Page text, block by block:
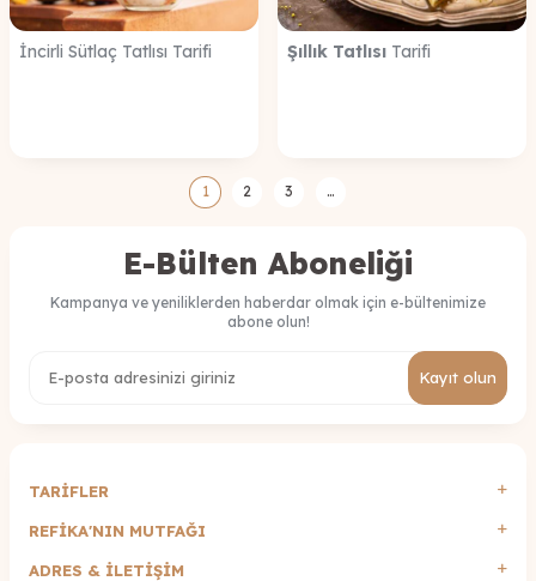
İncirli Sütlaç Tatlısı Tarifi Şıllık Tatlısı Tarifi
1 2 3 …
E-Bülten Aboneliği
Kampanya ve yeniliklerden haberdar olmak için e-bültenimize
abone olun!
Kayıt olun
TARİFLER
REFİKA'NIN MUTFAĞI
ADRES & İLETIŞIM